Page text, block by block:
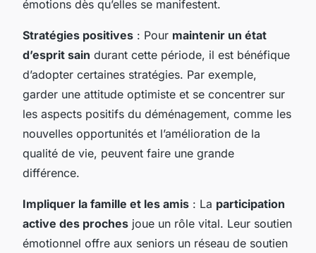
émotions dès qu’elles se manifestent.
Stratégies positives : Pour maintenir un état
d’esprit sain durant cette période, il est bénéfique
d’adopter certaines stratégies. Par exemple,
garder une attitude optimiste et se concentrer sur
les aspects positifs du déménagement, comme les
nouvelles opportunités et l’amélioration de la
qualité de vie, peuvent faire une grande
différence.
Impliquer la famille et les amis : La participation
active des proches joue un rôle vital. Leur soutien
émotionnel offre aux seniors un réseau de soutien